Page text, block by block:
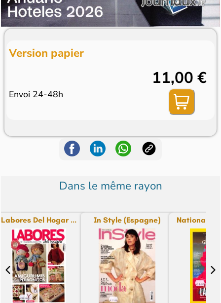
Version papier
Envoi 24-48h
11,00 €
Dans le même rayon
Labores Del Hogar ... In Style (Espagne) National